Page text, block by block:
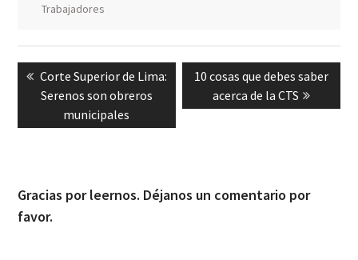
Trabajadores
Navegación
de
entradas
Previous
post:
Corte Superior de Lima:
Serenos son obreros
municipales
Next
post:
10 cosas que debes saber
acerca de la CTS
Gracias por leernos. Déjanos un comentario por
favor.